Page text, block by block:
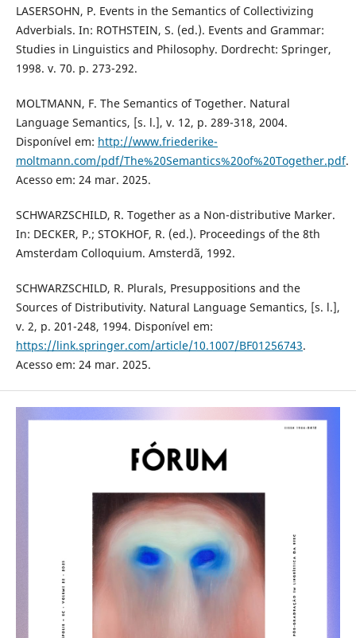
LASERSOHN, P. Events in the Semantics of Collectivizing
Adverbials. In: ROTHSTEIN, S. (ed.). Events and Grammar:
Studies in Linguistics and Philosophy. Dordrecht: Springer,
1998. v. 70. p. 273-292.
MOLTMANN, F. The Semantics of Together. Natural
Language Semantics, [s. l.], v. 12, p. 289-318, 2004.
Disponível em: http://www.friederike-
moltmann.com/pdf/The%20Semantics%20of%20Together.pdf.
Acesso em: 24 mar. 2025.
SCHWARZSCHILD, R. Together as a Non-distributive Marker.
In: DECKER, P.; STOKHOF, R. (ed.). Proceedings of the 8th
Amsterdam Colloquium. Amsterdã, 1992.
SCHWARZSCHILD, R. Plurals, Presuppositions and the
Sources of Distributivity. Natural Language Semantics, [s. l.],
v. 2, p. 201-248, 1994. Disponível em:
https://link.springer.com/article/10.1007/BF01256743.
Acesso em: 24 mar. 2025.